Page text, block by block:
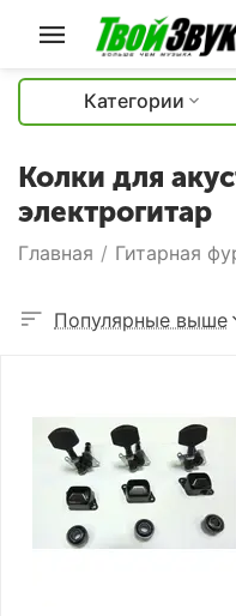
Категории
Колки для
электрогитар
Главная / Гитарная
Популярные выше